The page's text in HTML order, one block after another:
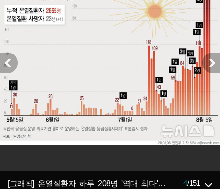
[그래픽] 온열질환자 하루 208명 '역대 최다'…
4/151